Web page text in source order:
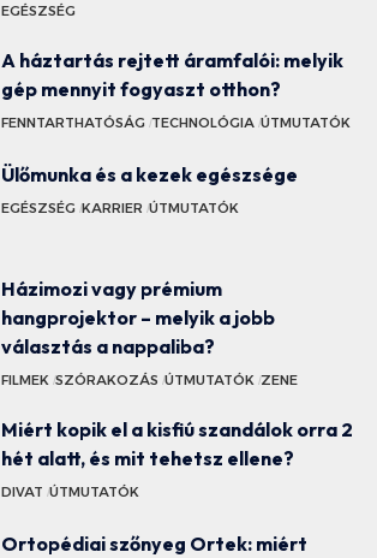
EGÉSZSÉG
A háztartás rejtett áramfalói: melyik
gép mennyit fogyaszt otthon?
FENNTARTHATÓSÁG TECHNOLÓGIA ÚTMUTATÓK
Ülőmunka és a kezek egészsége
EGÉSZSÉG KARRIER ÚTMUTATÓK
Házimozi vagy prémium
hangprojektor – melyik a jobb
választás a nappaliba?
FILMEK SZÓRAKOZÁS ÚTMUTATÓK ZENE
Miért kopik el a kisfiú szandálok orra 2
hét alatt, és mit tehetsz ellene?
DIVAT ÚTMUTATÓK
Ortopédiai szőnyeg Ortek: miért